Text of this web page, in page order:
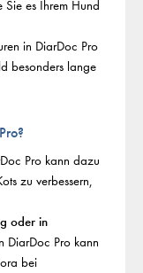
es Ihrem Hund
in DiarDoc Pro
besonders lange
Pro kann dazu
zu verbessern,
oder in
DiarDoc Pro kann
bei